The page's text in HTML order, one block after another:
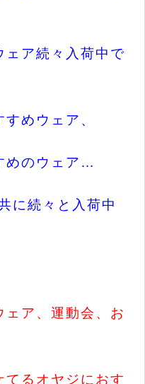
ェア続々入荷中で
めウェア、
めのウェア…
に続々と入荷中
ェア、運動会、お
るオヤジにおす